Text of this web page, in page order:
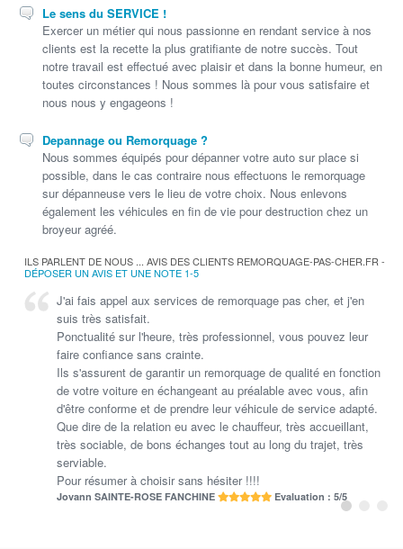
Le sens du SERVICE !
Exercer un métier qui nous passionne en rendant service à nos
clients est la recette la plus gratifiante de notre succès. Tout
notre travail est effectué avec plaisir et dans la bonne humeur, en
toutes circonstances ! Nous sommes là pour vous satisfaire et
nous nous y engageons !
Depannage ou Remorquage ?
Nous sommes équipés pour dépanner votre auto sur place si
possible, dans le cas contraire nous effectuons le remorquage
sur dépanneuse vers le lieu de votre choix. Nous enlevons
également les véhicules en fin de vie pour destruction chez un
broyeur agréé.
ILS PARLENT DE NOUS ... AVIS DES CLIENTS REMORQUAGE-PAS-CHER.FR -
DÉPOSER UN AVIS ET UNE NOTE 1-5
J'ai fais appel aux services de remorquage pas cher, et j'en
suis très satisfait.
Ponctualité sur l'heure, très professionnel, vous pouvez leur
faire confiance sans crainte.
Ils s'assurent de garantir un remorquage de qualité en fonction
de votre voiture en échangeant au préalable avec vous, afin
d'être conforme et de prendre leur véhicule de service adapté.
Que dire de la relation eu avec le chauffeur, très accueillant,
très sociable, de bons échanges tout au long du trajet, très
serviable.
Pour résumer à choisir sans hésiter !!!!
Jovann SAINTE-ROSE FANCHINE Evaluation : 5/5
Merci de votre intervention. Vous avez été rapidement efficace
... et rassurant !!!! Au top
SILLA Evaluation : 5/5